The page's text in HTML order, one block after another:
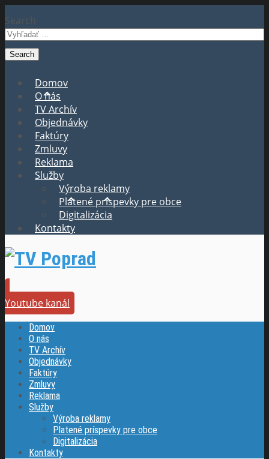
Search
Domov
O nás
TV Archív
Objednávky
Faktúry
Zmluvy
Reklama
Služby
Výroba reklamy
Platené príspevky pre obce
Digitalizácia
Kontakty
Youtube kanál
Domov
O nás
TV Archív
Objednávky
Faktúry
Zmluvy
Reklama
Služby
Výroba reklamy
Platené príspevky pre obce
Digitalizácia
Kontakty